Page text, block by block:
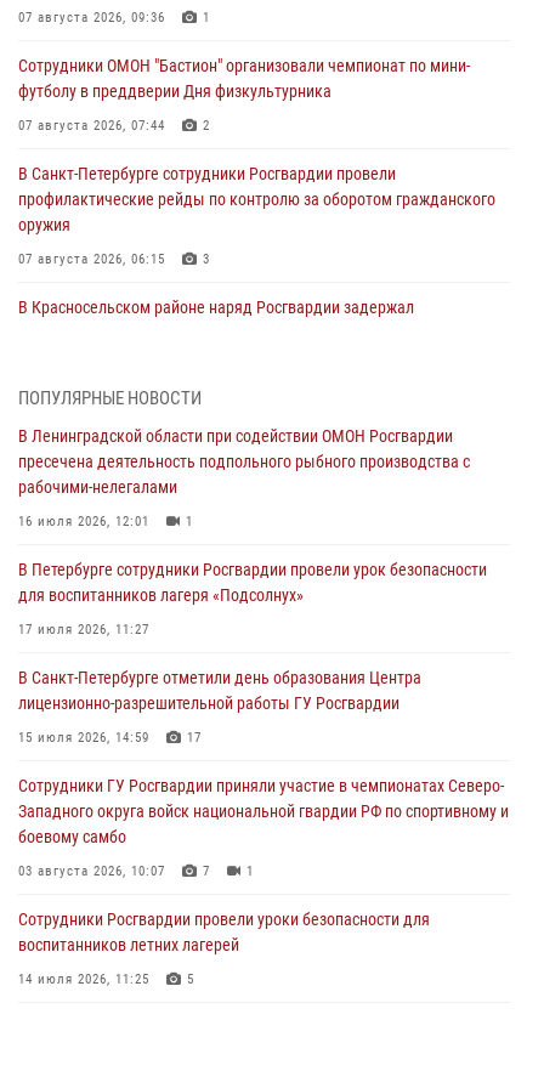
07 августа 2026, 09:36 1
Сотрудники ОМОН "Бастион" организовали чемпионат по мини-
футболу в преддверии Дня физкультурника
07 августа 2026, 07:44 2
В Санкт-Петербурге сотрудники Росгвардии провели
профилактические рейды по контролю за оборотом гражданского
оружия
07 августа 2026, 06:15 3
В Красносельском районе наряд Росгвардии задержал
06 августа 2026, 13:39 1
В Центральном районе росгвардейцы оперативно задержали
хулигана, стрелявшего из пускового устройства рядом с жилыми
домами
06 августа 2026, 11:36
Сотрудники и военнослужащие Росгвардии обеспечили
правопорядок при проведении матча "Зенит" - "Балтика"
06 августа 2026, 07:30
В Выборгском районе наряд Росгвардии обнаружил
разыскиваемый преступный автотранспорт
05 августа 2026, 12:25 2
Петербургские росгвардейцы обнаружили объявленный в розыск
автомобиль, ранее использовавшийся при совершении кражи в
Ленобласти
04 августа 2026, 14:05
ПОПУЛЯРНЫЕ НОВОСТИ
В Ленинградской области при содействии ОМОН Росгвардии
пресечена деятельность подпольного рыбного производства с
рабочими-нелегалами
16 июля 2026, 12:01 1
В Петербурге сотрудники Росгвардии провели урок безопасности
для воспитанников лагеря «Подсолнух»
17 июля 2026, 11:27
В Санкт-Петербурге отметили день образования Центра
лицензионно-разрешительной работы ГУ Росгвардии
15 июля 2026, 14:59 17
Сотрудники ГУ Росгвардии приняли участие в чемпионатах Северо-
Западного округа войск национальной гвардии РФ по спортивному и
боевому самбо
03 августа 2026, 10:07 7 1
Сотрудники Росгвардии провели уроки безопасности для
воспитанников летних лагерей
14 июля 2026, 11:25 5